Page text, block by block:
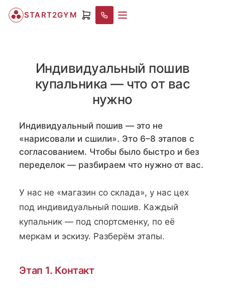
START2GYM
Индивидуальный пошив
купальника — что от вас
нужно
Индивидуальный пошив — это не
«нарисовали и сшили». Это 6–8 этапов с
согласованием. Чтобы было быстро и без
переделок — разбираем что нужно от вас.
У нас не «магазин со склада», у нас цех
под индивидуальный пошив. Каждый
купальник — под спортсменку, по её
меркам и эскизу. Разберём этапы.
Этап 1. Контакт